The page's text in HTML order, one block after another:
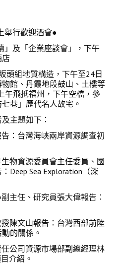
舉行歡迎酒會●
」及「企業座談會」，下午
店
頭組地質構造，下午至24日
館、丹霞地段鼓山、土樓等
午飛抵福州，下午空檔，參
巷」歷代名人故宅。
主題如下：
：台灣海峽兩岸資源調查初
物資源委員會主任委員、國
Deep Sea Exploration（深
主任、研究員張大偉報告：
陳文山報告：台灣西部前陸
的關係。
公司資源市場部副總經理林
介紹。